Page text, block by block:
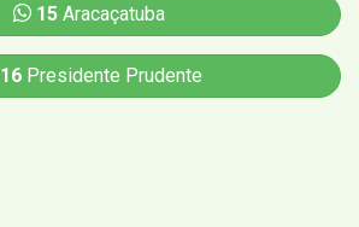
15 Aracaçatuba
16Presidente Prudente